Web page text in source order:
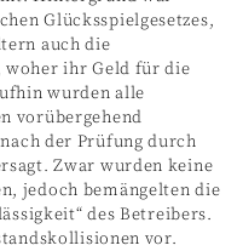
Glücksspielgesetzes,
auch die
ihr Geld für die
wurden alle
vorübergehend
der Prüfung durch
Zwar wurden keine
jedoch bemängelten die
des Betreibers.
vor.